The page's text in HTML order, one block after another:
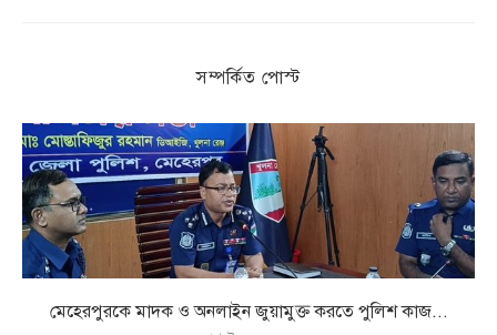
সম্পর্কিত পোস্ট
মেহেরপুরকে মাদক ও অনলাইন জুয়ামুক্ত করতে পুলিশ কাজ...